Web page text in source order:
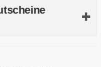
kontrolliere
Außerdem